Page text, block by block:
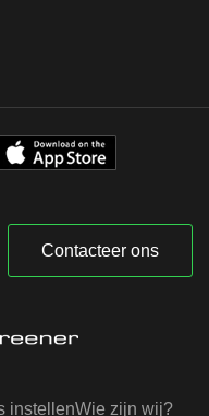
Contacteer ons
instellenWie zijn wij?